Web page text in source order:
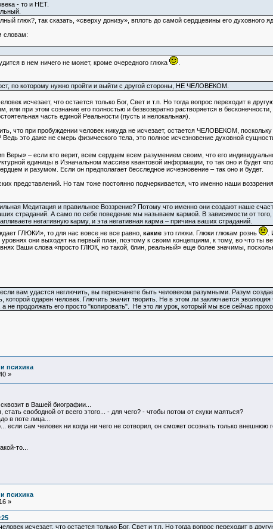
- то и НЕТ.
глюк?, так сказать, «сверху донизу», вплоть до самой сердцевины его духовного
словам:
в нем ничего не может, кроме очередного глюка
.
по которому нужно пройти и выйти с другой стороны, НЕ ЧЕЛОВЕКОМ.
исчезает, что остается только Бог, Свет и т.п. Но тогда вопрос переходит в
или при этом сознание его полностью и безвозвратно растворяется в
часть единой Реальности (пусть и нелокальная).
что при пробуждении человек никуда не исчезает, остается ЧЕЛОВЕКОМ, поскольку
это даже не смерь физического тела, это полное исчезновение духовной
Веры» – если кто верит, всем сердцем всем разумением своим, что его
единицы в Изначальном массиве квантовой информации, то так оно и будет
и разумом. Если он предполагает бесследное исчезновение – так оно и будет.
представлений. Но там тоже постоянно подчеркивается, что именно наши
Медитация и правильное Воззрение? Потому что именно они создают наше
страданий. А само по себе поведение мы называем кармой. В зависимости от
негативную карму, и эта негативная карма – причина ваших страданий.
ГЛЮКИ», то для нас вовсе не все равно, какиеэто глюки. Глюки глюкам рознь
.
они выходят на первый план, поэтому к своим концепциям, к тому, во что ты
Ваши слова «просто ГЛЮК, но такой, блин, реальный» еще более значимы,
вам удастся неглючить, вы переснанете быть человеком разумными. Разум
которой одарен человек. Глючить значит творить. Не в этом ли заключается
не продолжать его просто "копировать". Не это ли урок, который мы все сейчас
психика
»
в Вашей биографии...
свободной от всего этого... - для чего? - чтобы потом от скуки маяться?
в поте лица...
если сам человек ни когда ни чего не сотворил, он сможет осознать только
то...
психика
»
исчезает, что остается только Бог, Свет и т.п. Но тогда вопрос переходит в